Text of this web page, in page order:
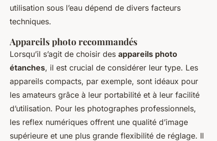
utilisation sous l’eau dépend de divers facteurs
techniques.
Appareils photo recommandés
Lorsqu’il s’agit de choisir des appareils photo
étanches, il est crucial de considérer leur type. Les
appareils compacts, par exemple, sont idéaux pour
les amateurs grâce à leur portabilité et à leur facilité
d’utilisation. Pour les photographes professionnels,
les reflex numériques offrent une qualité d’image
supérieure et une plus grande flexibilité de réglage. Il